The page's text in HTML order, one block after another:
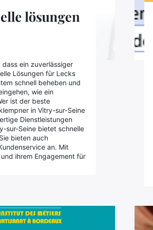
lösungen
dass ein zuverlässiger
Lösungen für Lecks
schnell beheben und
wie ein
ist der beste
in Vitry-sur-Seine
Dienstleistungen
sur-Seine bietet schnelle
bieten auch
an. Mit
ihrem Engagement für